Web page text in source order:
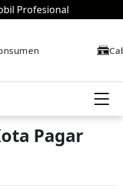
Profesional
Pagar